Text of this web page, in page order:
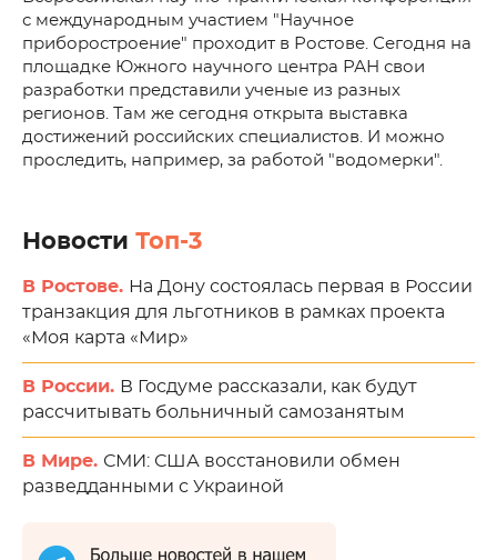
с международным участием "Научное
приборостроение" проходит в Ростове. Сегодня на
площадке Южного научного центра РАН свои
разработки представили ученые из разных
регионов. Там же сегодня открыта выставка
достижений российских специалистов. И можно
проследить, например, за работой "водомерки".
Новости Топ-3
В Ростове. На Дону состоялась первая в России
транзакция для льготников в рамках проекта
«Моя карта «Мир»
В России. В Госдуме рассказали, как будут
рассчитывать больничный самозанятым
В Мире. СМИ: США восстановили обмен
разведданными с Украиной